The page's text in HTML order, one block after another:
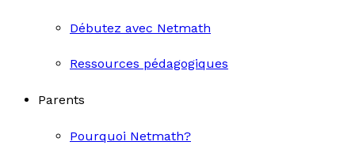
Débutez avec Netmath
Ressources pédagogiques
Parents
Pourquoi Netmath?